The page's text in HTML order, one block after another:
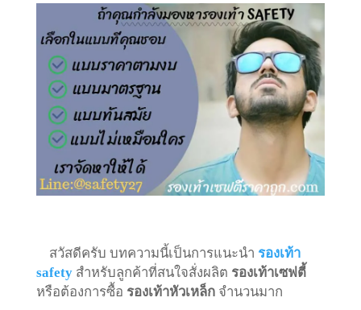
สวัสดีครับ บทความนี้เป็นการแนะนำ รองเท้า
safetyสำหรับลูกค้าที่สนใจสั่งผลิต รองเท้าเซฟตี้
หรือต้องการซื้อ รองเท้าหัวเหล็กจำนวนมาก